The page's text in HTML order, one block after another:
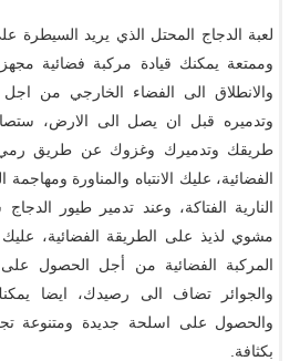
لعبة الدجاج المحتل الذي يريد السيطرة
وممتعة يمكنك قيادة مركبة فضائية
والانطلاق الى الفضاء الخارجي من
وتدميره قبل ان يصل الى الارض،
طريقك وتدميرك وغزوك عن طريق رمي
الفضائية، عليك الانتباه والمناورة
النارية الفتاكة، وعند تدمير طيور
مشوي لذيذ على الطريقة الفضائية،
المركبة الفضائية من أجل الحصول
والجوائر تضاف الى رصيدك، ايضا
والحصول على اسلحة جديدة ومتنوعة
بكثافة.